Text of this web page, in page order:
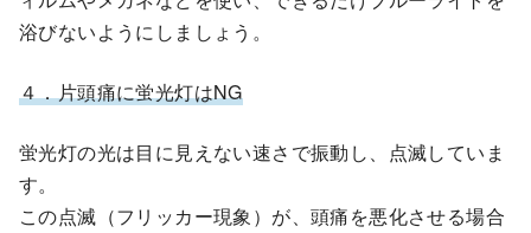
浴びないようにしましょう。
４．片頭痛に蛍光灯はNG
蛍光灯の光は目に見えない速さで振動し、点滅していま
す。
この点滅（フリッカー現象）が、頭痛を悪化させる場合